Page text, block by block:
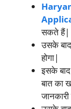
सकते हैं|
उसके
होगा|
इसके
बात का